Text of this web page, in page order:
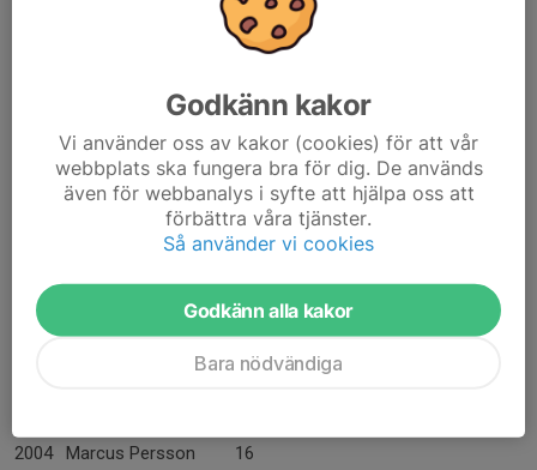
5
7
Joakim Karlsson
19
Robert Linnsand
7
Robert Linnsand
8
Hans Moberg
13
Shenoll Bilibani
13
Joakim Karlsson
12
1998
Joakim Karlsson
7
1999
12
2000
Robert Linnsand
14
Mats Rubensson
11
2004
Marcus Persson
16
Godkänn kakor
Vi använder oss av kakor (cookies) för att vår
webbplats ska fungera bra för dig. De används
även för webbanalys i syfte att hjälpa oss att
förbättra våra tjänster.
Så använder vi cookies
Godkänn alla kakor
Bara nödvändiga